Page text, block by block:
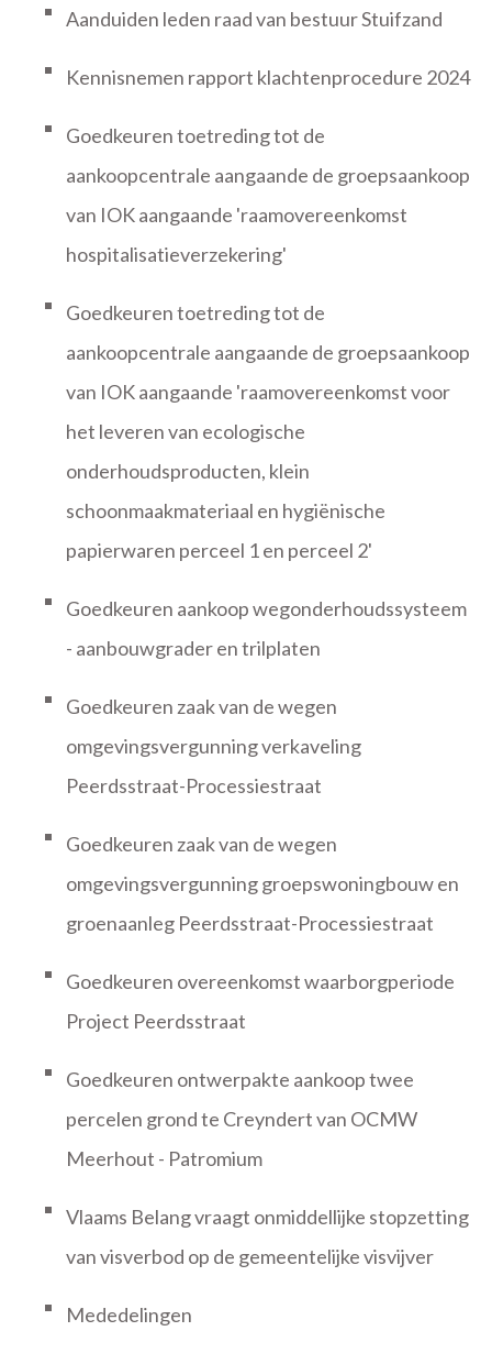
Aanduiden leden raad van bestuur Stuifzand
Kennisnemen rapport klachtenprocedure 2024
Goedkeuren toetreding tot de
aankoopcentrale aangaande de groepsaankoop
van IOK aangaande 'raamovereenkomst
hospitalisatieverzekering'
Goedkeuren toetreding tot de
aankoopcentrale aangaande de groepsaankoop
van IOK aangaande 'raamovereenkomst voor
het leveren van ecologische
onderhoudsproducten, klein
schoonmaakmateriaal en hygiënische
papierwaren perceel 1 en perceel 2'
Goedkeuren aankoop wegonderhoudssysteem
- aanbouwgrader en trilplaten
Goedkeuren zaak van de wegen
omgevingsvergunning verkaveling
Peerdsstraat-Processiestraat
Goedkeuren zaak van de wegen
omgevingsvergunning groepswoningbouw en
groenaanleg Peerdsstraat-Processiestraat
Goedkeuren overeenkomst waarborgperiode
Project Peerdsstraat
Goedkeuren ontwerpakte aankoop twee
percelen grond te Creyndert van OCMW
Meerhout - Patromium
Vlaams Belang vraagt onmiddellijke stopzetting
van visverbod op de gemeentelijke visvijver
Mededelingen